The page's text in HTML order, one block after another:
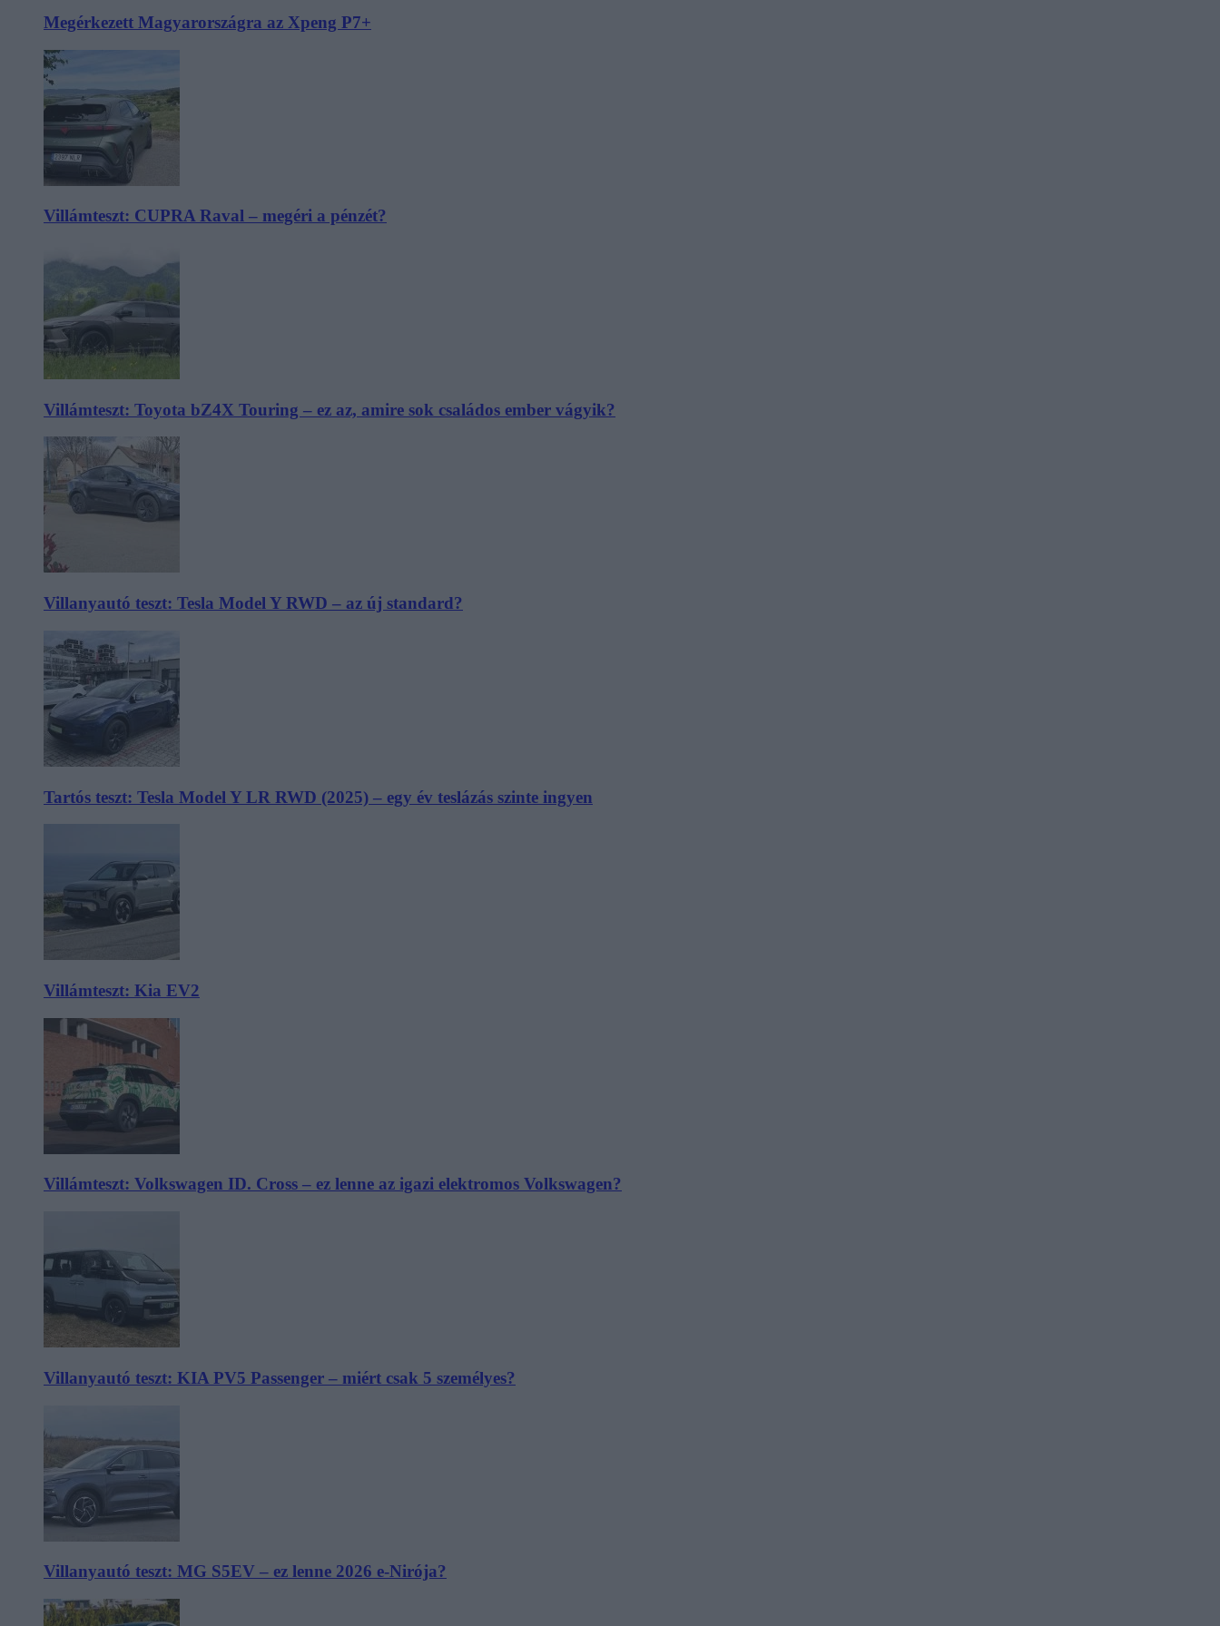
Megérkezett Magyarországra az Xpeng P7+
Villámteszt: CUPRA Raval – megéri a pénzét?
Villámteszt: Toyota bZ4X Touring – ez az, amire sok családos ember vágyik?
Villanyautó teszt: Tesla Model Y RWD – az új standard?
Tartós teszt: Tesla Model Y LR RWD (2025) – egy év teslázás szinte ingyen
Villámteszt: Kia EV2
Villámteszt: Volkswagen ID. Cross – ez lenne az igazi elektromos Volkswagen?
Villanyautó teszt: KIA PV5 Passenger – miért csak 5 személyes?
Villanyautó teszt: MG S5EV – ez lenne 2026 e-Nirója?